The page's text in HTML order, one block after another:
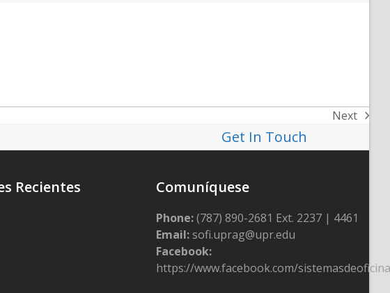
next
Next
Get In Touch
Recientes Comuníquese
Phone:(787) 890-2681 Ext. 2237 | 4461
Email:sofi.uprag@upr.edu
Facebook:
https://www.facebook.com/